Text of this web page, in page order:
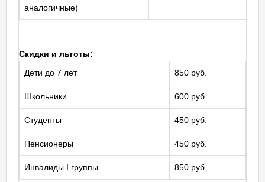
аналогичные)
Скидки и льготы:
Дети до 7 лет
850 руб.
Школьники 600 руб.
Студенты 450 руб.
Пенсионеры 450 руб.
Инвалиды I группы 850 руб.